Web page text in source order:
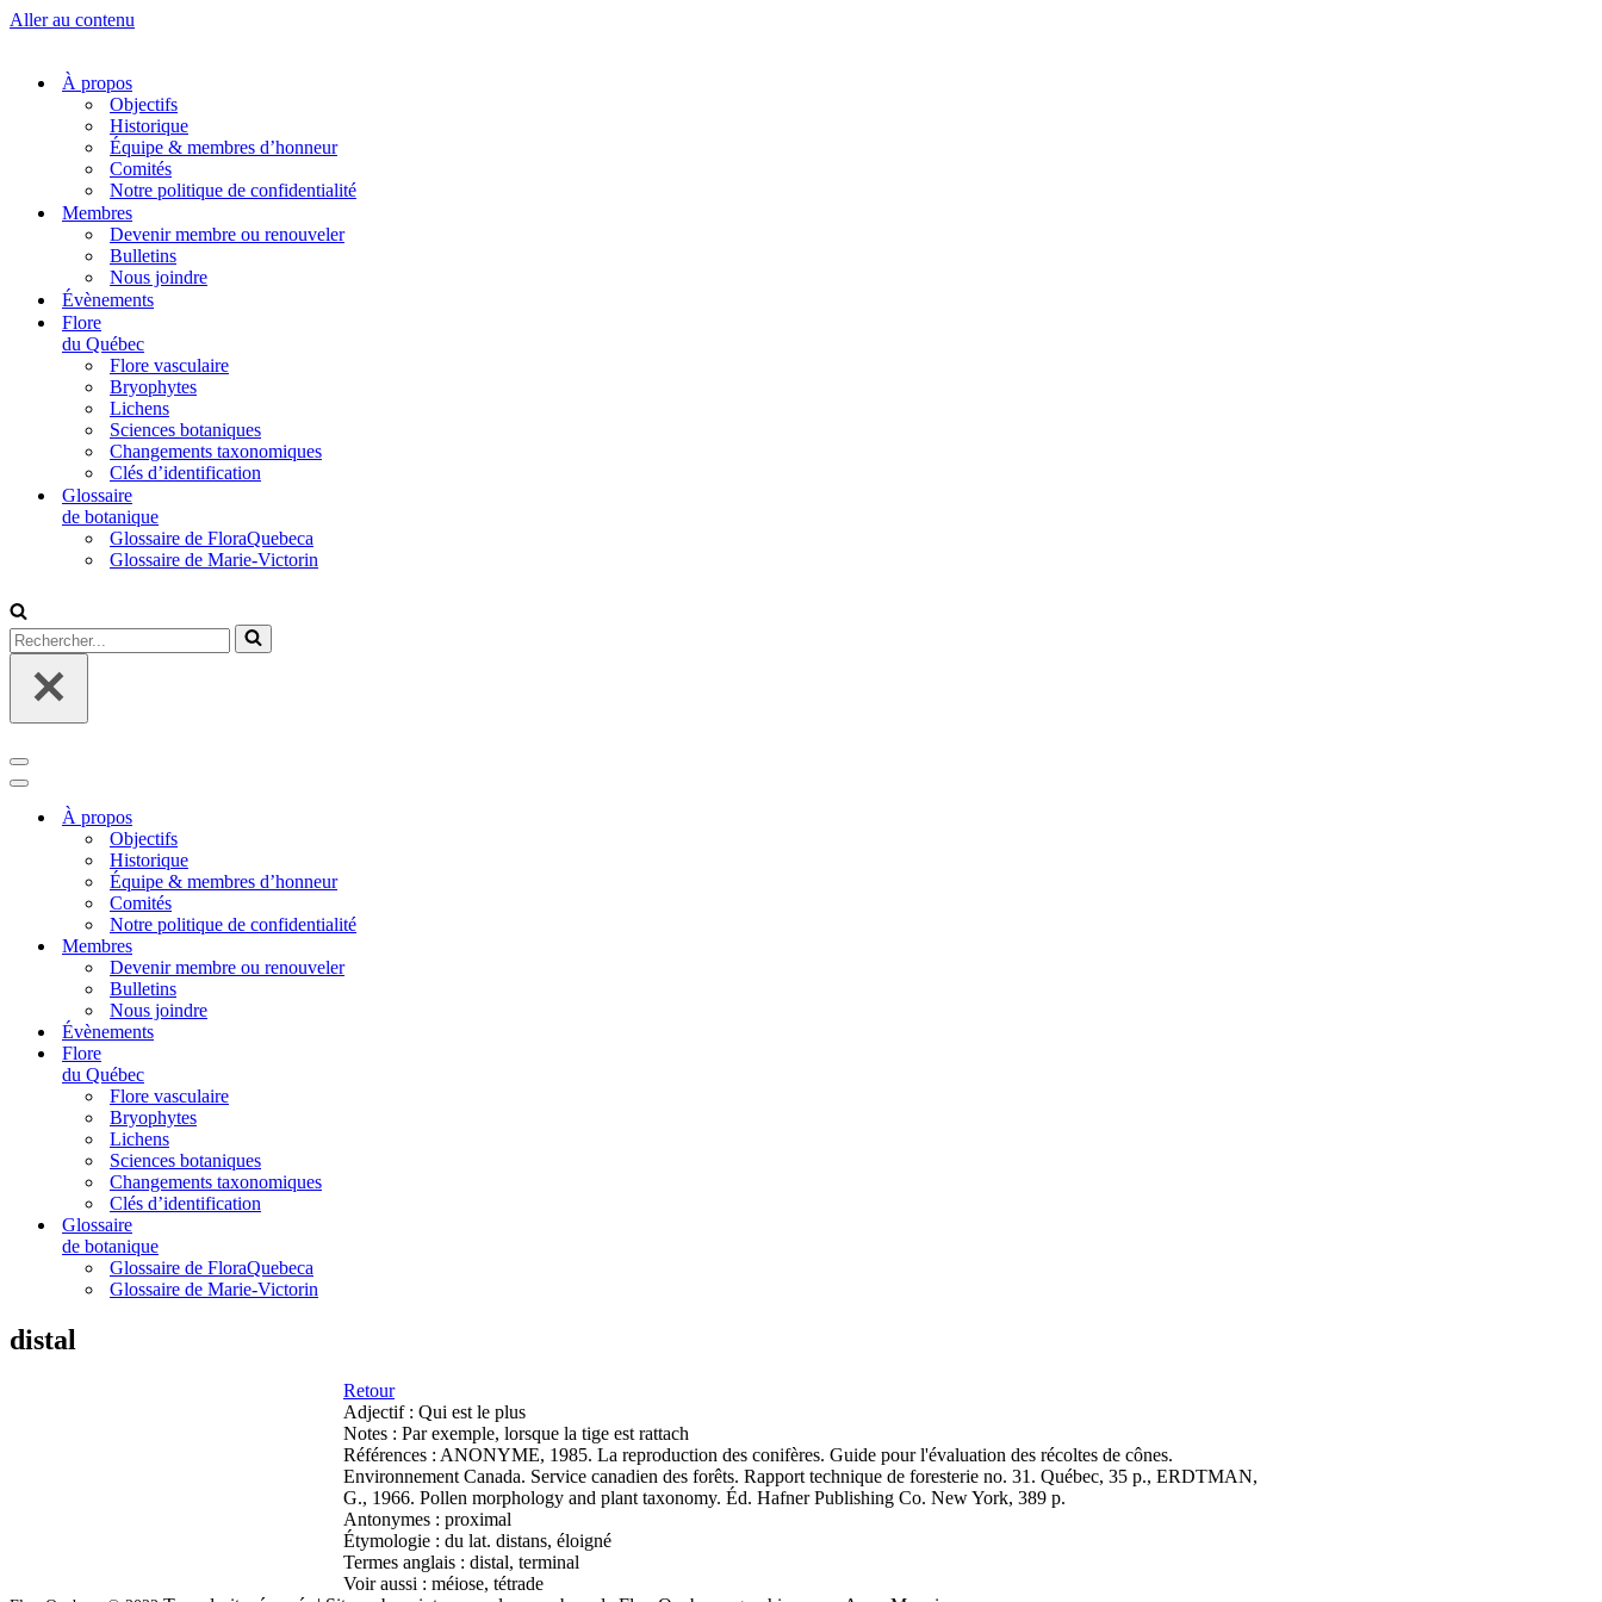
Aller au contenu
À propos
Objectifs
Historique
Équipe & membres d’honneur
Comités
Notre politique de confidentialité
Membres
Devenir membre ou renouveler
Bulletins
Nous joindre
Évènements
Flore
du Québec
Flore vasculaire
Bryophytes
Lichens
Sciences botaniques
Changements taxonomiques
Clés d’identification
Glossaire
de botanique
Glossaire de FloraQuebeca
Glossaire de Marie-Victorin
Rechercher...
Menu
de
navigation
Menu
navigationÀ propos
Objectifs
Historique
Équipe & membres d’honneur
Comités
Notre politique de confidentialité
Membres
Devenir membre ou renouveler
Bulletins
Nous joindre
Évènements
Flore
du Québec
Flore vasculaire
Bryophytes
Lichens
Sciences botaniques
Changements taxonomiques
Clés d’identification
Glossaire
de botanique
Glossaire de FloraQuebeca
Glossaire de Marie-Victorin
distal
Retour
Adjectif : Qui est le plus
Notes : Par exemple, lorsque la tige est rattach
Références : ANONYME, 1985. La reproduction des conifères. Guide pour l'évaluation des récoltes de cônes.
Environnement Canada. Service canadien des forêts. Rapport technique de foresterie no. 31. Québec, 35 p., ERDTMAN,
G., 1966. Pollen morphology and plant taxonomy. Éd. Hafner Publishing Co. New York, 389 p.
Antonymes : proximal
Étymologie : du lat. distans, éloigné
Termes anglais : distal, terminal
Voir aussi : méiose, tétrade